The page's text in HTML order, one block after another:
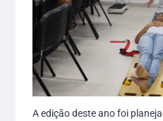
A edição deste ano foi